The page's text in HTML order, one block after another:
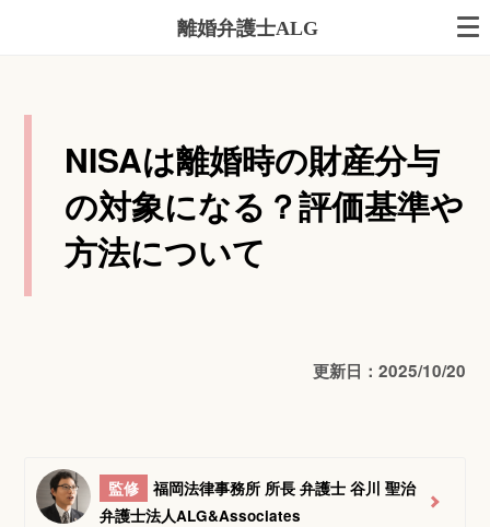
離婚弁護士ALG
NISAは離婚時の財産分与
の対象になる？評価基準や
方法について
更新日：2025/10/20
監修
福岡法律事務所 所長 弁護士 谷川 聖治
弁護士法人ALG&Associates